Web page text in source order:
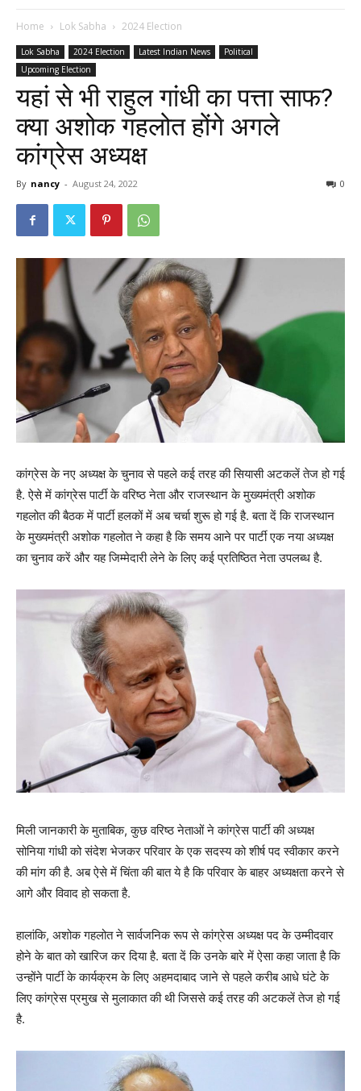
Home Lok Sabha 2024 Election
Lok Sabha 2024 Election Latest Indian News
Political
Upcoming Election
यहां से भी राहुल गांधी का पत्ता साफ?
क्या अशोक गहलोत होंगे अगले
कांग्रेस अध्यक्ष
By nancy - August 24, 2022 0
कांग्रेस के नए अध्यक्ष के चुनाव से पहले कई तरह की सियासी अटकलें तेज हो गई
है. ऐसे में कांग्रेस पार्टी के वरिष्ठ नेता और राजस्थान के मुख्यमंत्री अशोक
गहलोत की बैठक में पार्टी हलकों में अब चर्चा शुरू हो गई है. बता दें कि राजस्थान
के मुख्यमंत्री अशोक गहलोत ने कहा है कि समय आने पर पार्टी एक नया अध्यक्ष
का चुनाव करें और यह जिम्मेदारी लेने के लिए कई प्रतिष्ठित नेता उपलब्ध है.
मिली जानकारी के मुताबिक, कुछ वरिष्ठ नेताओं ने कांग्रेस पार्टी की अध्यक्ष
सोनिया गांधी को संदेश भेजकर परिवार के एक सदस्य को शीर्ष पद स्वीकार करने
की मांग की है. अब ऐसे में चिंता की बात ये है कि परिवार के बाहर अध्यक्षता करने से
आगे और विवाद हो सकता है.
हालांकि, अशोक गहलोत ने सार्वजनिक रूप से कांग्रेस अध्यक्ष पद के उम्मीदवार
होने के बात को खारिज कर दिया है. बता दें कि उनके बारे में ऐसा कहा जाता है कि
उन्होंने पार्टी के कार्यक्रम के लिए अहमदाबाद जाने से पहले करीब आधे घंटे के
लिए कांग्रेस प्रमुख से मुलाकात की थी जिससे कई तरह की अटकलें तेज हो गई
है.